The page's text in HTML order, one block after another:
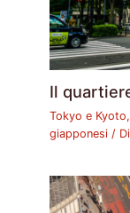
Il
Tokyo e
giapponesi / Di